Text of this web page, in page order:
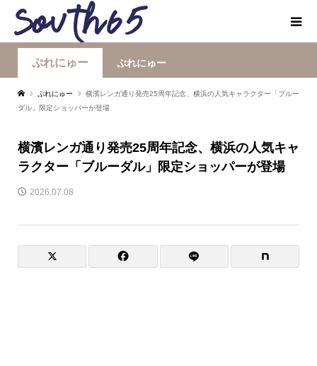
ぷれにゅー ぷれにゅー
ぷれにゅー
横濱レンガ通り発売25周年記念、横浜の人気キャラクター「ブルー
ダル」限定ショッパーが登場
横濱レンガ通り発売25周年記念、横浜の人気キャ
ラクター「ブルーダル」限定ショッパーが登場
2026.07.08